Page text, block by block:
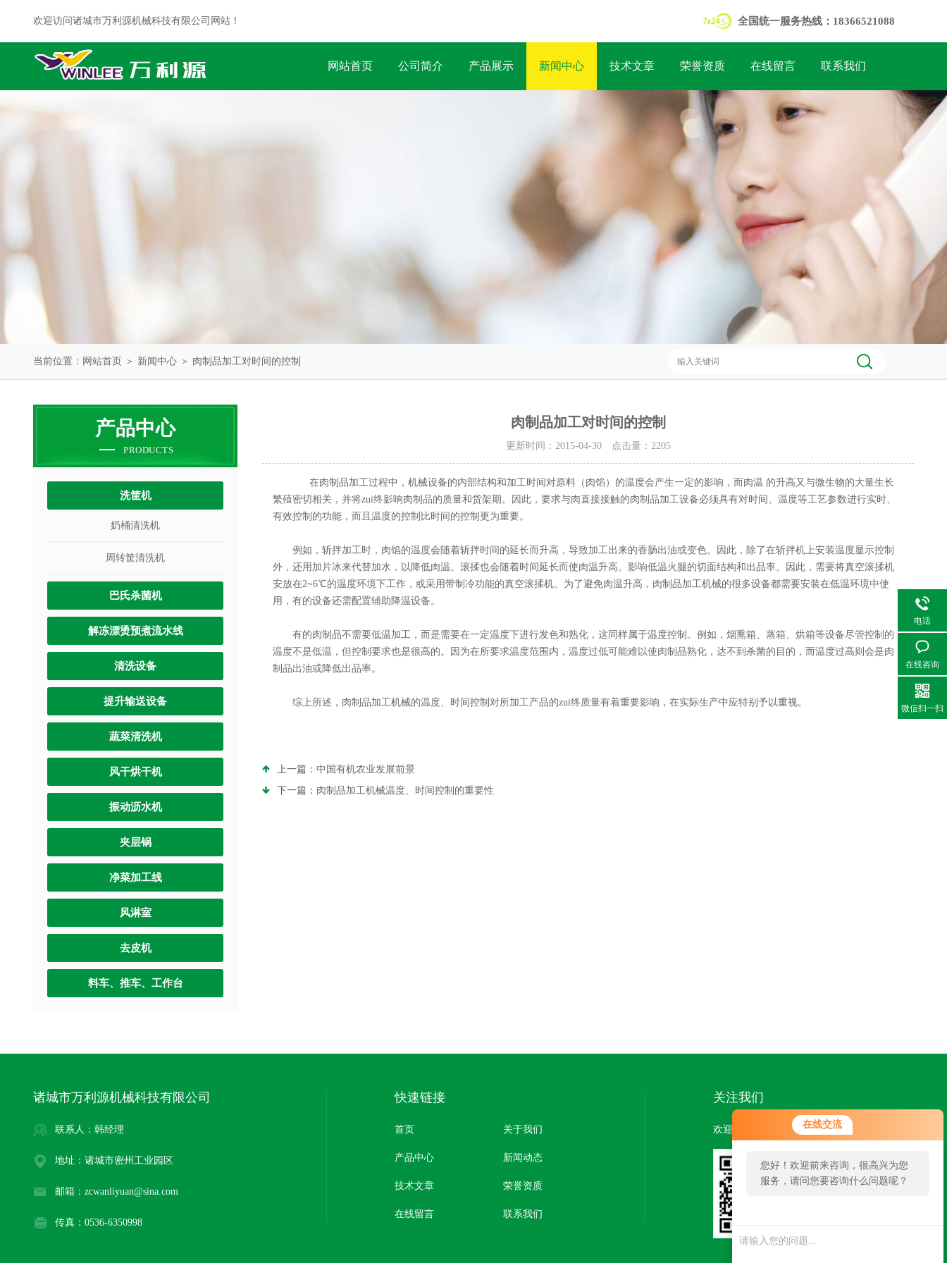
在线交流
您好！欢迎前来咨询，很高兴为您
服务，请问您要咨询什么问题呢？
欢迎访问诸城市万利源机械科技有限公司网站！ 全国统一服务热线：18366521088
网站首页 公司简介 产品展示 新闻中心 技术文章 荣誉资质 在线留言 联系我们
当前位置： 网站首页 ＞ 新闻中心 ＞ 肉制品加工对时间的控制
产品中心
PRODUCTS
洗筐机
奶桶清洗机
周转筐清洗机
巴氏杀菌机
解冻漂烫预煮流水线
清洗设备
提升输送设备
蔬菜清洗机
风干烘干机
振动沥水机
夹层锅
净菜加工线
风淋室
去皮机
料车、推车、工作台
肉制品加工对时间的控制
更新时间：2015-04-30 点击量： 2205
在肉制品加工过程中，机械设备的内部结构和加工时间对原料（肉馅）的温度会产生一定的影响，而肉温 的升高又与微生物的大量生长
繁殖密切相关，并将zui终影响肉制品的质量和货架期。因此，要求与肉直接接触的肉制品加工设备必须具有对时间、温度等工艺参数进行实时、
有效控制的功能，而且温度的控制比时间的控制更为重要。
例如，斩拌加工时，肉馅的温度会随着斩拌时间的延长而升高，导致加工出来的香肠出油或变色。因此，除了在斩拌机上安装温度显示控制
外，还用加片冰来代替加水，以降低肉温。滚揉也会随着时间延长而使肉温升高。影响低温火腿的切面结构和出品率。因此，需要将真空滚揉机
安放在2~6℃的温度环境下工作，或采用带制冷功能的真空滚揉机。为了避免肉温升高，肉制品加工机械的很多设备都需要安装在低温环境中使
用，有的设备还需配置辅助降温设备。
有的肉制品不需要低温加工，而是需要在一定温度下进行发色和熟化，这同样属于温度控制。例如，烟熏箱、蒸箱、烘箱等设备尽管控制的
温度不是低温，但控制要求也是很高的。因为在所要求温度范围内，温度过低可能难以使肉制品熟化，达不到杀菌的目的，而温度过高则会是肉
制品出油或降低出品率。
综上所述，肉制品加工机械的温度、时间控制对所加工产品的zui终质量有着重要影响，在实际生产中应特别予以重视。
上一篇： 中国有机农业发展前景
下一篇： 肉制品加工机械温度、时间控制的重要性
诸城市万利源机械科技有限公司
联系人：韩经理
地址：诸城市密州工业园区
邮箱：zcwanliyuan@sina.com
传真：0536-6350998
快速链接
首页 关于我们
产品中心 新闻动态
技术文章 荣誉资质
在线留言 联系我们
关注我们
欢迎您关注我们的微信公众号了解更多信息：
电话
在线咨询
微信扫一扫